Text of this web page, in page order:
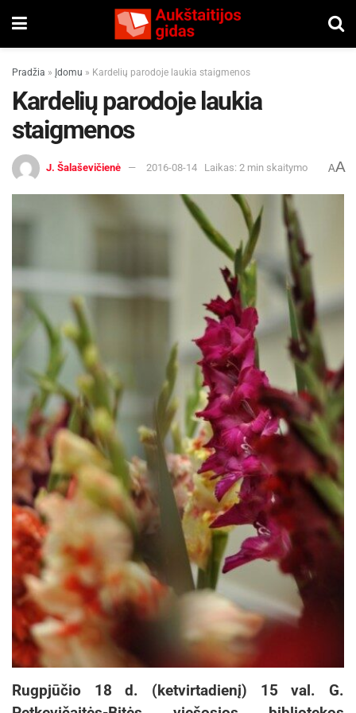
Pradžia » Įdomu » Kardelių parodoje laukia staigmenos
Kardelių parodoje laukia
staigmenos
J. Šalaševičienė 2016-08-14 Laikas: 2 min skaitymo AA
Rugpjūčio 18 d. (ketvirtadienį) 15 val. G.